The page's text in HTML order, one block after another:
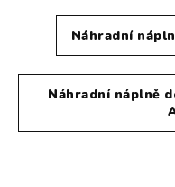
Náhradní
Náhradní náplně